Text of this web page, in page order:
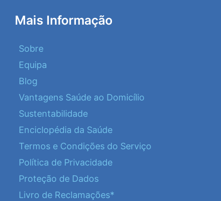
Mais Informação
Sobre
Equipa
Blog
Vantagens Saúde ao Domicílio
Sustentabilidade
Enciclopédia da Saúde
Termos e Condições do Serviço
Política de Privacidade
Proteção de Dados
Livro de Reclamações*